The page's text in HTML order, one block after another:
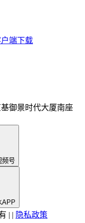
端下载
御景时代大厦南座
频号
APP
| | 隐私政策